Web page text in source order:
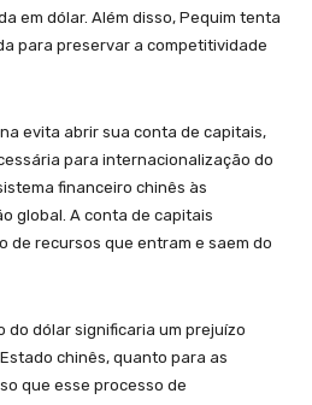
em dólar. Além disso, Pequim tenta
para preservar a competitividade
evita abrir sua conta de capitais,
para internacionalização do
financeiro chinês às
global. A conta de capitais
de recursos que entram e saem do
do dólar significaria um prejuízo
chinês, quanto para as
que esse processo de